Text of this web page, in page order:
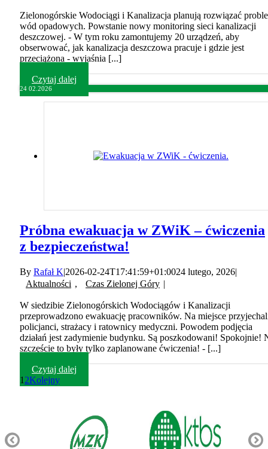
Zielonogórskie Wodociągi i Kanalizacja planują rozwiązać
wód opadowych. Powstanie nowy monitoring sieci kanalizacji
deszczowej. - W tym roku zamontujemy 20 urządzeń, aby
obserwować, jak kanalizacja deszczowa pracuje i gdzie jest
przeciążona - wyjaśnia [...]
Czytaj dalej
24 02.2026
Próbna ewakuacja w ZWiK – ćwiczenia
z bezpieczeństwa!
By Rafał K|2026-02-24T17:41:59+01:0024 lutego, 2026|
Aktualności , Czas Zielonej Góry |
W siedzibie Zielonogórskich Wodociągów i Kanalizacji
przeprowadzono ewakuację pracowników. Na miejsce
policjanci, strażacy i ratownicy medyczni. Powodem podjęcia
działań jest zadymienie budynku. Są poszkodowani! Spokojnie!
szczęście to były tylko zaplanowane ćwiczenia! - [...]
Czytaj dalej
1 2Kolejny